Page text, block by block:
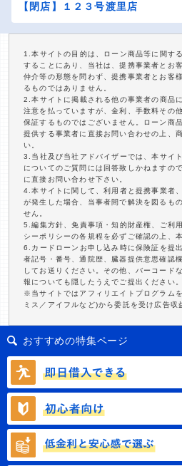
【閉店】１２３号渡里店
1.本サイトの目的は、ローン商品等に関す
することにあり、当社は、提携事業者とお
仲介等の形態を問わず、提携事業者とお客
るものではありません。
2.本サイトに掲載される他の事業者の商品
注意を払っていますが、金利、手数料その
保証するものではございません。ローン商
提供する事業者に直接お問い合わせの上、
い。
3.当社及び当社アドバイザーでは、本サイ
についてのご質問には回答致しかねますの
に直接お問い合わせ下さい。
4.本サイトに関して、利用者と提携事業者
が発生した場合、当事者間で解決を図るも
せん。
5.編集方針、免責事項・知的財産権、ご利
シーポリシーの各規程を必ずご確認の上、
6.カードローンお申し込み時に保険証を提
者記号・番号、通院歴、臓器提供意思確認
してお送りください。その他、バーコード
報についても隠したうえでご提出ください。
※当サイトではアフィリエイトプログラム
ミス／アイフルなど)から委託を受け広告収
おすすめの特集ページ